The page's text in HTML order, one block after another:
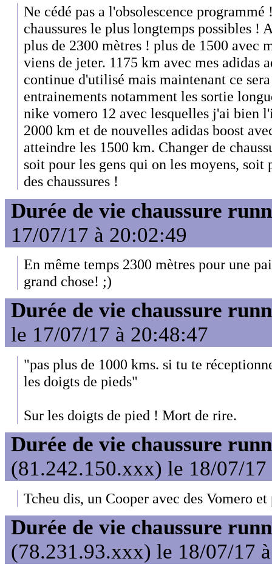
Ne cédé pas a l'obsolescence
chaussures le plus longtemps possibles !
plus de 2300 mètres ! plus de 1500 avec
viens de jeter. 1175 km avec mes adidas
continue d'utilisé mais maintenant ce
entrainements notamment les sortie
nike vomero 12 avec lesquelles j'ai bien
2000 km et de nouvelles adidas boost
atteindre les 1500 km. Changer de
soit pour les gens qui on les moyens,
des chaussures !
Durée de vie chaussure
17/07/17 à 20:02:49
En même temps 2300 mètres pour une
grand chose! ;)
Durée de vie chaussure
le 17/07/17 à 20:48:47
"pas plus de 1000 kms. si tu te
les doigts de pieds"
Sur les doigts de pied ! Mort de rire.
Durée de vie chaussure
(81.242.150.xxx) le 18/07/17
Tcheu dis, un Cooper avec des Vomero
Durée de vie chaussure
(78.231.93.xxx) le 18/07/17